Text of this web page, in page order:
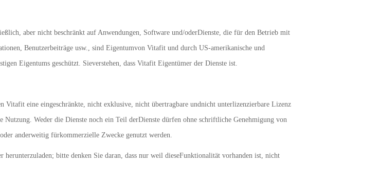
aber nicht beschränkt auf Anwendungen, Software und/oderDienste, die für den Betrieb mit
Benutzerbeiträge usw., sind Eigentumvon Vitafit und durch US-amerikanische und
Eigentums geschützt. Sieverstehen, dass Vitafit Eigentümer der Dienste ist.
Vitafit eine eingeschränkte, nicht exklusive, nicht übertragbare undnicht unterlizenzierbare Lizenz
Weder die Dienste noch ein Teil derDienste dürfen ohne schriftliche Genehmigung von
anderweitig fürkommerzielle Zwecke genutzt werden.
bitte denken Sie daran, dass nur weil dieseFunktionalität vorhanden ist, nicht